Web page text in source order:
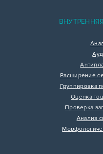
Расширение
Группировка
Оценка
Проверка
Анализ